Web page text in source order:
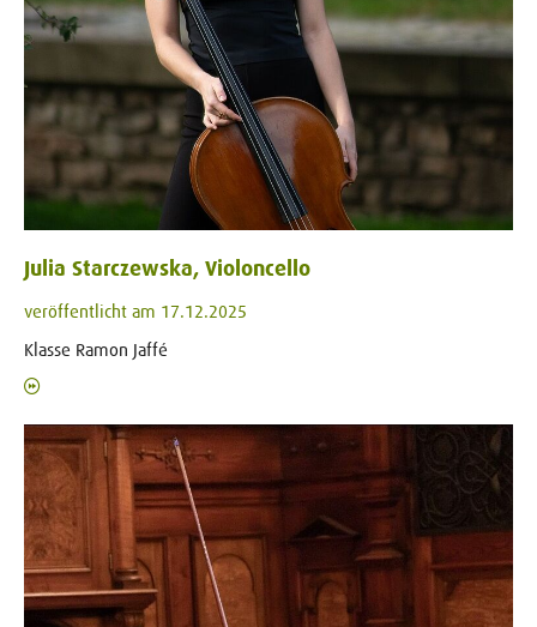
Julia Starczewska, Violoncello
veröffentlicht am 17.12.2025
Klasse Ramon Jaffé